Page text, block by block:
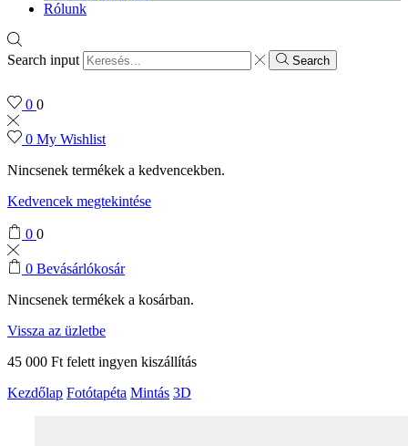
Rólunk
Search input Search
0 0
0 My Wishlist
Nincsenek termékek a kedvencekben.
Kedvencek megtekintése
0 0
0 Bevásárlókosár
Nincsenek termékek a kosárban.
Vissza az üzletbe
45 000 Ft felett ingyen kiszállítás
Kezdőlap Fotótapéta Mintás 3D